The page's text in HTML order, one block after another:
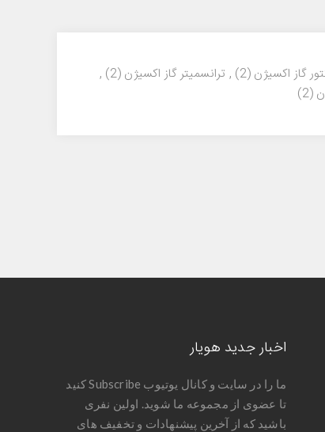
گاز اکسیژن (2)
, ترانسمیتر گاز اکسیژن (2)
,
(2)
اخبار جدید هویار
ما را در سایت و کانال یوتیوب Subscribe کنید
تا عضوی از مجموعه ما شوید. اولین نفری
باشید که از آخرین پیشنهادات و تخفیف های